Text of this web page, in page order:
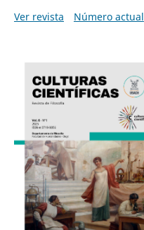
Ver revista
Número actual